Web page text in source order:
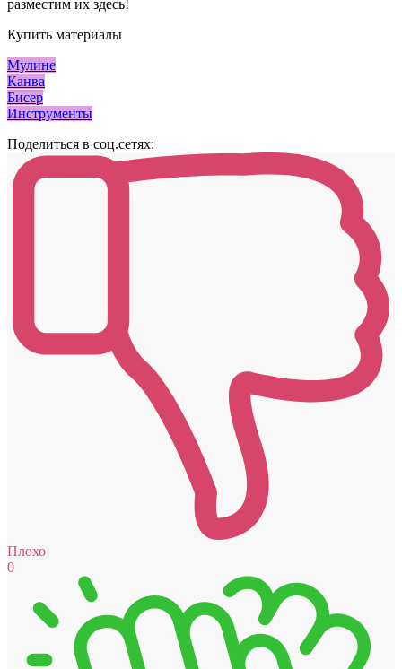
разместим их здесь!
Купить материалы
Мулине
Канва
Бисер
Инструменты
Поделиться в соц.сетях:
Плохо
0